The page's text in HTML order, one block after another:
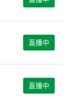
直播中
直播中